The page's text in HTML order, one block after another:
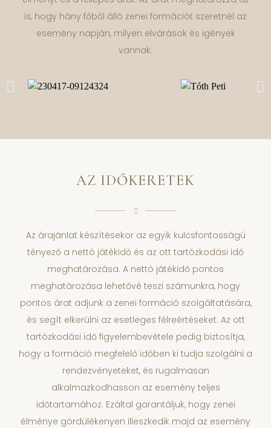
is, hogy hány főből álló zenei formációt szeretnél az
esemény napján, milyen elvárások és igények
vannak.
AZ IDŐKERETEK
Az árajánlat készítésekor az egyik kulcsfontosságú
tényező a nettó játékidő és az ott tartózkodási idő
meghatározása. A nettó játékidő pontos
meghatározása lehetővé teszi számunkra, hogy
pontos árat adjunk a zenei formáció szolgáltatására,
és segít elkerülni az esetleges félreértéseket. Az ott
tartózkodási idő figyelembevétele pedig biztosítja,
hogy a formáció megfelelő időben ki tudja szolgálni a
rendezvényeteket, és rugalmasan
alkalmazkodhasson az esemény teljes
időtartamához. Ezáltal garantáljuk, hogy zenei
élménye gördülékenyen illeszkedik majd az esemény